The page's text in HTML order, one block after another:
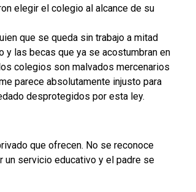
elegir el colegio al alcance de su
que se queda sin trabajo a mitad
las becas que ya se acostumbran en
colegios son malvados mercenarios
parece absolutamente injusto para
desprotegidos por esta ley.
que ofrecen. No se reconoce
un servicio educativo y el padre se